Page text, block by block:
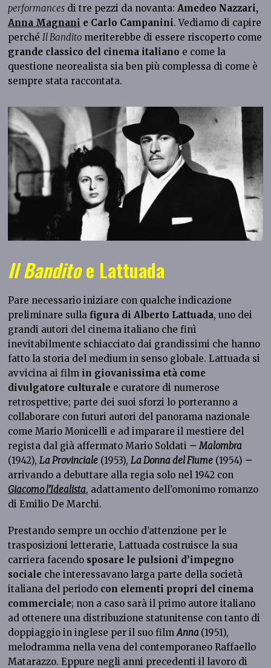
performances di tre pezzi da novanta:Amedeo Nazzari,
Anna Magnani e Carlo Campanini. Vediamo di capire
perchéIl Bandito meriterebbe di essere riscoperto come
grande classico del cinema italiano e come la
questione neorealista sia ben più complessa di come è
sempre stata raccontata.
Il Banditoe Lattuada
Pare necessario iniziare con qualche indicazione
preliminare sullafigura di Alberto Lattuada, uno dei
grandi autori del cinema italiano che finì
inevitabilmente schiacciato dai grandissimi che hanno
fatto la storia del medium in senso globale. Lattuada si
avvicina ai film in giovanissima età come
divulgatore culturale e curatore di numerose
retrospettive; parte dei suoi sforzi lo porteranno a
collaborare con futuri autori del panorama nazionale
come Mario Monicelli e ad imparare il mestiere del
regista dal già affermato Mario Soldati – Malombra
(1942),La Provinciale (1953),La Donna del Fiume (1954) –
arrivando a debuttare alla regia solo nel 1942 con
Giacomo l’Idealista, adattamento dell’omonimo romanzo
di Emilio De Marchi.
Prestando sempre un occhio d’attenzione per le
trasposizioni letterarie, Lattuada costruisce la sua
carriera facendo sposare le pulsioni d’impegno
sociale che interessavano larga parte della società
italiana del periodo con elementi propri del cinema
commerciale; non a caso sarà il primo autore italiano
ad ottenere una distribuzione statunitense con tanto di
doppiaggio in inglese per il suo filmAnna (1951),
melodramma nella vena del contemporaneo Raffaello
Matarazzo. Eppure negli anni precedenti il lavoro di